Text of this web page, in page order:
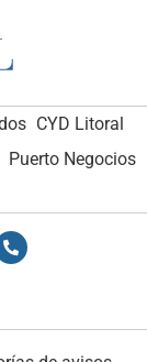
CYD Litoral
Puerto Negocios